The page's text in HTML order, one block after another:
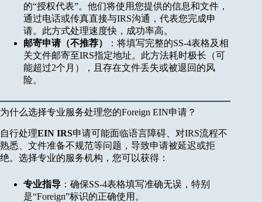
的“授权代表”。他们将使用您提供的信息和文件，
通过电话或传真直接与IRS沟通，代表您完成申
请。此方式处理速度快，成功率高。
邮寄申请（不推荐）
：将填写完整的SS-4表格及相
关文件邮寄至IRS指定地址。此方法耗时极长（可
能超过2个月），且存在文件丢失或被退回的风
险。
为什么选择专业服务处理您的Foreign EIN申请？
自行处理EIN IRS申请可能面临语言障碍、对IRS流程不
熟悉、文件准备不规范等问题，导致申请被延迟或拒
绝。选择专业的服务机构，您可以获得：
专业指导 ：确保SS-4表格填写准确无误，特别
是“Foreign”标识的正确使用。